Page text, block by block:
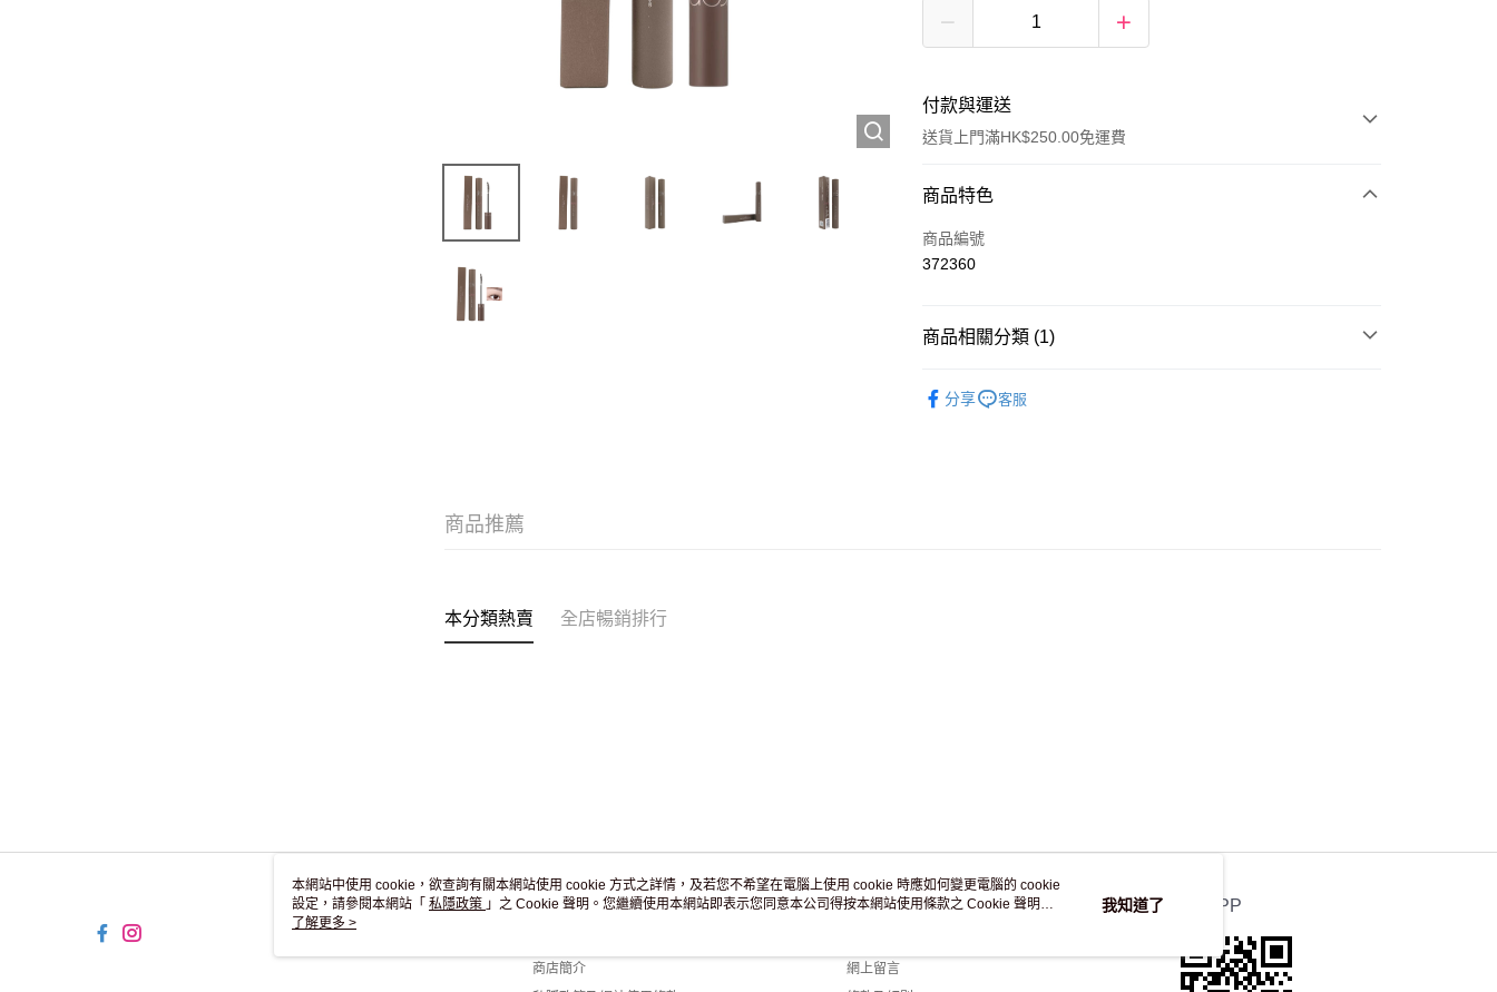
付款與運送
送貨上門滿HK$250.00免運費
付款方式
信用卡
商品特色
商品編號
372360
商品相關分類 (1)
分享
客服
商品推薦
本分類熱賣 全店暢銷排行
關於我們
商店簡介
客戶服務
網上留言
官方APP
本網站中使用 cookie，欲查詢有關本網站使用 cookie 方式之詳情，及若您不希望在電腦上使用 cookie 時應如何變更電腦的 cookie
設定，請參閱本網站「 私隱政策 」之 Cookie 聲明。您繼續使用本網站即表示您同意本公司得按本網站使用條款之 Cookie 聲明使
用 cookie。
了解更多 >
我知道了